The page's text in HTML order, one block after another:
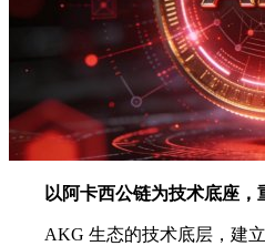
以阿卡西公链为技术底座，
AKG 生态的技术底层，建